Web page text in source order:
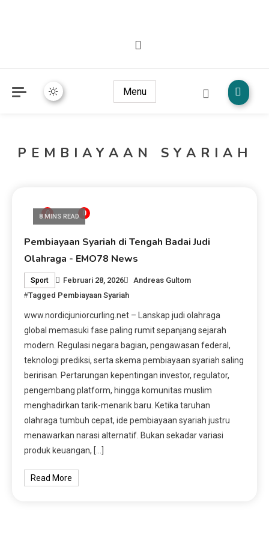
Nordic Junior Curling -
Wawasan Hiburan Digital di Era
Permainan Online Oleh EMO78
informatif dan ringan persembahan dari EMO78.
Menu
PEMBIAYAAN SYARIAH
0 0
8 MINS READ
Pembiayaan Syariah di Tengah Badai Judi
Olahraga - EMO78 News
Sport Februari 28, 2026
Andreas Gultom
Tagged Pembiayaan Syariah
www.nordicjuniorcurling.net – Lanskap judi olahraga
global memasuki fase paling rumit sepanjang sejarah
modern. Regulasi negara bagian, pengawasan federal,
teknologi prediksi, serta skema pembiayaan syariah saling
beririsan. Pertarungan kepentingan investor, regulator,
pengembang platform, hingga komunitas muslim
menghadirkan tarik-menarik baru. Ketika taruhan
olahraga tumbuh cepat, ide pembiayaan syariah justru
menawarkan narasi alternatif. Bukan sekadar variasi
produk keuangan, […]
Read More